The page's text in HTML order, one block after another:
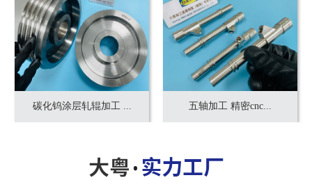
碳化钨涂层轧辊加工 ... 五轴加工 精密cnc...